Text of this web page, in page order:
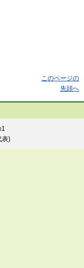
このページの
先頭へ
表)